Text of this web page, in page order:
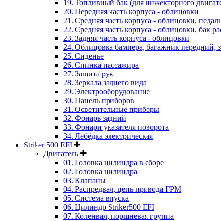
19. Топливный бак (для инжекторного
20. Передняя часть корпуса - облицовки
21. Средняя часть корпуса - облицовки,
22. Средняя часть корпуса - облицовки, бак
23. Задняя часть корпуса - облицовки
24. Облицовка бампера, багажник передний,
25. Сиденье
26. Спинка пассажира
27. Защита рук
28. Зеркала заднего вида
29. Электрооборудование
30. Панель приборов
31. Oсветительные приборы
32. Фонарь задний
33. Фонари указателя поворота
34. Лебёдка электрическая
Striker 500 EFI
Двигатель
01. Головка цилиндра в сборе
02. Головка цилиндра
03. Клапаны
04. Распредвал, цепь привода ГРМ
05. Система впуска
06. Цилиндр Striker500 EFI
07. Коленвал, поршневая группа